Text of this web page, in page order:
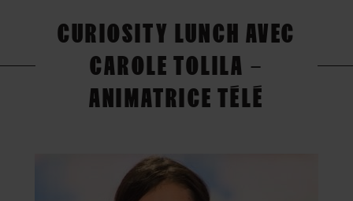
CURIOSITY LUNCH AVEC
CAROLE TOLILA –
ANIMATRICE TÉLÉ